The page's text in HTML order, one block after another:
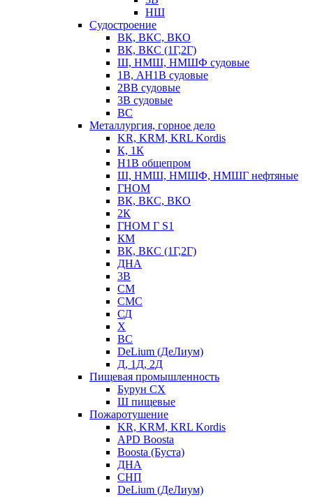
НШ
Судостроение
ВК, ВКС, ВКО
ВК, ВКС (1Г,2Г)
Ш, НМШ, НМШФ судовые
1В, АН1В судовые
2ВВ судовые
3В судовые
ВС
Металлургия, горное дело
KR, KRM, KRL Kordis
К, 1К
Н1В общепром
Ш, НМШ, НМШФ, НМШГ нефтяные
ГНОМ
ВК, ВКС, ВКО
2К
ГНОМ Г S1
КМ
ВК, ВКС (1Г,2Г)
ДНА
3В
СМ
СМС
СД
Х
ВС
DeLium (ДеЛиум)
Д, 1Д, 2Д
Пищевая промышленность
Бурун СХ
Ш пищевые
Пожаротушение
KR, KRM, KRL Kordis
APD Boosta
Boosta (Буста)
ДНА
СНП
DeLium (ДеЛиум)